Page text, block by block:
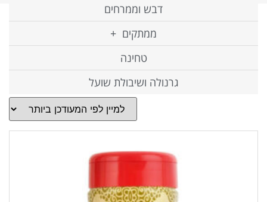
דבש וממרחים
ממתקים
טחינה
גרנולה ושיבולת שועל